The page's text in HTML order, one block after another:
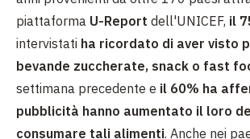
piattaforma U-Report dell'UNICEF, il
intervistati ha ricordato di aver visto
bevande zuccherate, snack o fast
settimana precedente e il 60% ha
pubblicità hanno aumentato il loro
consumare tali alimenti. Anche nei